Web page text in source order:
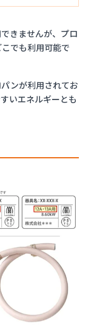
きませんが、プロ
でも利用可能で
ンが利用されてお
いエネルギーとも